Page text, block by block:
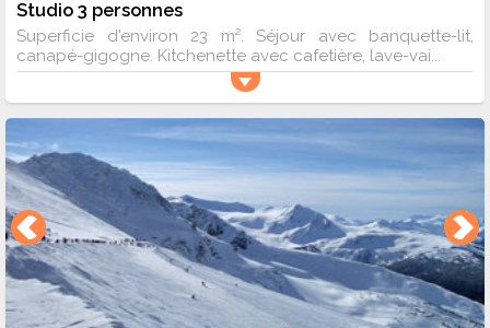
Studio 3 personnes
Superficie d'environ 23 m². Séjour avec banquette-lit,
canapé-gigogne. Kitchenette avec cafetière, lave-vai...